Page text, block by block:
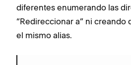
diferentes enumerando las
“Redireccionar a” ni creando
el mismo alias.